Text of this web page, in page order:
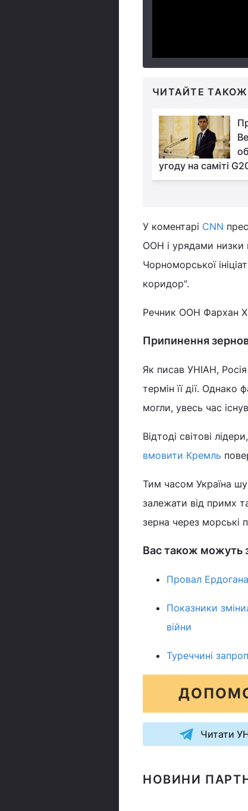
ЧИТАЙТЕ
угоду на саміті
У коментарі CNN
ООН і урядами низки
Чорноморської
коридор".
Речник ООН Фархан
Припинення
Як писав УНІАН,
термін її дії.
могли, увесь час
Відтоді світові
вмовити Кремль
Тим часом Україна
залежати від примх
зерна через морські
Вас також можуть
Провал
Показники
війни
Туреччині
Читати
НОВИНИ